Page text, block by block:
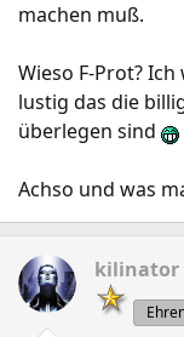
machen muß.
Wieso F-Prot?
lustig das die
überlegen sind
Achso und was
kilinator